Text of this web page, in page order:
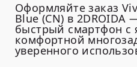
Оформляйте заказ
Blue (CN) в 2DROIDA
быстрый смартфон с
комфортной
уверенного